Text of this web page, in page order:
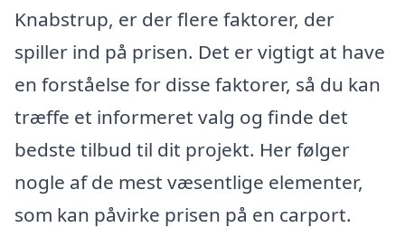
Knabstrup, er der flere faktorer, der
spiller ind på prisen. Det er vigtigt at have
en forståelse for disse faktorer, så du kan
træffe et informeret valg og finde det
bedste tilbud til dit projekt. Her følger
nogle af de mest væsentlige elementer,
som kan påvirke prisen på en carport.